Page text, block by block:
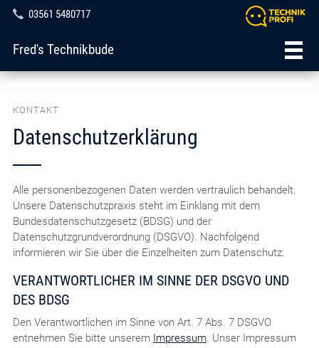
03561 5480717
Fred's Technikbude
KONTAKT
Datenschutzerklärung
Alle personenbezogenen Daten werden vertraulich behandelt.
Unsere Datenschutzpraxis steht im Einklang mit dem
Bundesdatenschutzgesetz (BDSG) und der
Datenschutzgrundverordnung (DSGVO). Nachfolgend
informieren wir Sie über die Einzelheiten zum Datenschutz:
VERANTWORTLICHER IM SINNE DER DSGVO UND
DES BDSG
Den Verantwortlichen im Sinne von Art. 7 Abs. 7 DSGVO
entnehmen Sie bitte unserem Impressum. Unser Impressum